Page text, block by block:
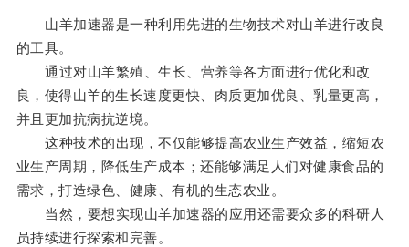
山羊加速器是一种利用先进的生物技术对山羊进行改良
的工具。
通过对山羊繁殖、生长、营养等各方面进行优化和改
良，使得山羊的生长速度更快、肉质更加优良、乳量更高，
并且更加抗病抗逆境。
这种技术的出现，不仅能够提高农业生产效益，缩短农
业生产周期，降低生产成本；还能够满足人们对健康食品的
需求，打造绿色、健康、有机的生态农业。
当然，要想实现山羊加速器的应用还需要众多的科研人
员持续进行探索和完善。